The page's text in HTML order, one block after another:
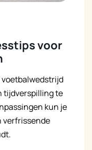
voor
voetbalwedstrijd
tijdverspilling te
kun je
verfrissende